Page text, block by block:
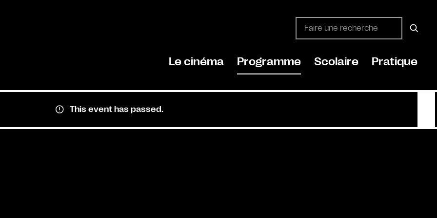
Le cinéma Programme Scolaire Pratique
This event has passed.